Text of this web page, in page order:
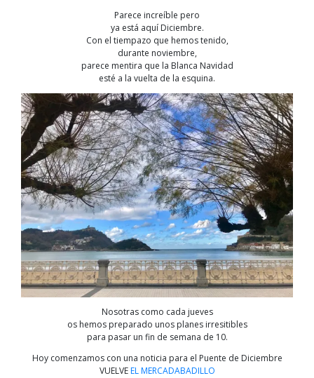
Parece increíble pero
ya está aquí Diciembre.
Con el tiempazo que hemos tenido,
durante noviembre,
parece mentira que la Blanca Navidad
esté a la vuelta de la esquina.
Nosotras como cada jueves
os hemos preparado unos planes irresitibles
para pasar un fin de semana de 10.
Hoy comenzamos con una noticia para el Puente de Diciembre
VUELVEEL MERCADABADILLO